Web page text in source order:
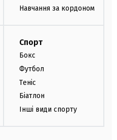
Навчання за кордоном
Спорт
Бокс
Футбол
Теніс
Біатлон
Інші види спорту